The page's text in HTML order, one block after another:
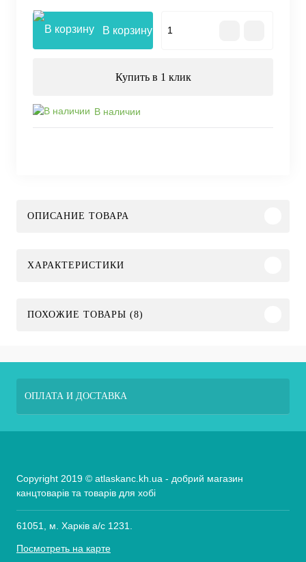
В корзину
Купить в 1 клик
В наличии
ОПИСАНИЕ ТОВАРА
ХАРАКТЕРИСТИКИ
ПОХОЖИЕ ТОВАРЫ (8)
ОПЛАТА И ДОСТАВКА
Copyright 2019 © atlaskanc.kh.ua - добрий магазин
канцтоварів та товарів для хобі
61051, м. Харків а/с 1231.
Посмотреть на карте